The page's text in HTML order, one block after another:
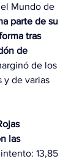
Mundo de
parte de su
tras
de
de los
y de varias
las
13,85